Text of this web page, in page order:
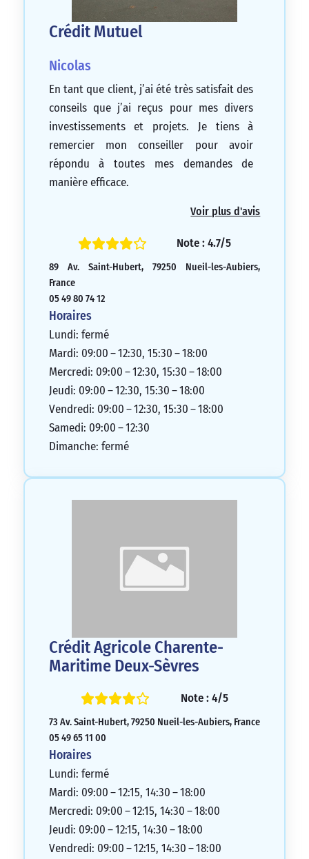
Crédit Mutuel
Nicolas
En tant que client, j’ai été très satisfait des
conseils que j’ai reçus pour mes divers
investissements et projets. Je tiens à
remercier mon conseiller pour avoir
répondu à toutes mes demandes de
manière efficace.
Voir plus d'avis
Note : 4.7/5
89 Av. Saint-Hubert, 79250 Nueil-les-Aubiers,
France
05 49 80 74 12
Horaires
Lundi: fermé
Mardi: 09:00 – 12:30, 15:30 – 18:00
Mercredi: 09:00 – 12:30, 15:30 – 18:00
Jeudi: 09:00 – 12:30, 15:30 – 18:00
Vendredi: 09:00 – 12:30, 15:30 – 18:00
Samedi: 09:00 – 12:30
Dimanche: fermé
Crédit Agricole Charente-
Maritime Deux-Sèvres
Note : 4/5
73 Av. Saint-Hubert, 79250 Nueil-les-Aubiers, France
05 49 65 11 00
Horaires
Lundi: fermé
Mardi: 09:00 – 12:15, 14:30 – 18:00
Mercredi: 09:00 – 12:15, 14:30 – 18:00
Jeudi: 09:00 – 12:15, 14:30 – 18:00
Vendredi: 09:00 – 12:15, 14:30 – 18:00